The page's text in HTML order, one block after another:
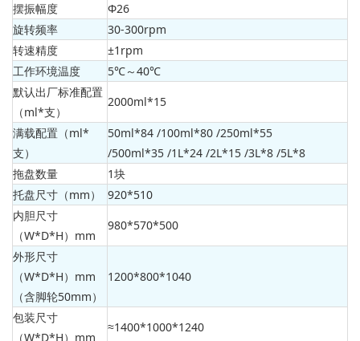
摆振幅度
Φ26
旋转频率
30-300rpm
转速精度
±1rpm
工作环境温度
5℃～40℃
默认出厂标准配置
（ml*支）
2000ml*15
满载配置（ml*
支）
50ml*84 /100ml*80 /250ml*55
/500ml*35 /1L*24 /2L*15 /3L*8 /5L*8
拖盘数量
1块
托盘尺寸（mm）
920*510
内胆尺寸
（W*D*H）mm
980*570*500
外形尺寸
（W*D*H）mm
（含脚轮50mm）
1200*800*1040
包装尺寸
（W*D*H）mm
≈1400*1000*1240